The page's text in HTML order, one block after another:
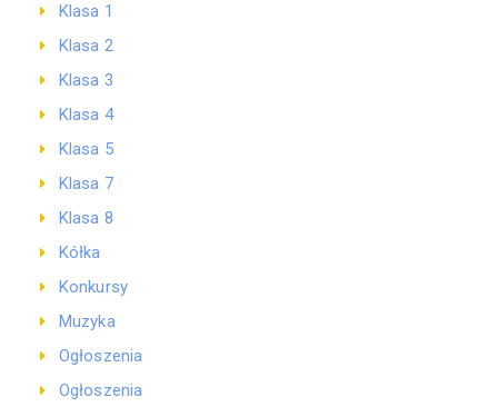
Klasa 1
Klasa 2
Klasa 3
Klasa 4
Klasa 5
Klasa 7
Klasa 8
Kółka
Konkursy
Muzyka
Ogłoszenia
Ogłoszenia